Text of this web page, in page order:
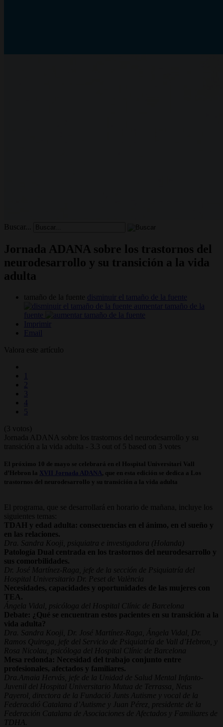
Buscar...
Jornada ADANA sobre los trastornos del
neurodesarrollo y su transición a la vida
adulta
tamaño de la fuente disminuir el tamaño de la fuente
aumentar tamaño de la
fuente
Imprimir
Email
Valora este artículo
1
2
3
4
5
(3 votos)
Jornada ADANA sobre los trastornos del neurodesarrollo y su
transición a la vida adulta - 3.3 out of 5 based on 3 votes
El próximo 10 de mayo se celebrará en el Hospital Universitari Vall
d’Hebron la XVII Jornada ADANA, que en esta edición se dedica a Los
trastornos del neurodesarrollo y su transición a la vida adulta
El programa, que se desarrollará en horario de mañana, incluye los
siguientes temas:
TDAH y edad adulta: consecuencias en el ánimo, en el sueño y
en las relaciones.
Dra. Sandra Kooji, psiquiatra e investigadora (Holanda)
Patología Dual centrada en los trastornos del neurodesarrollo y
sus comorbilidades.
Dr. José Martínez-Raga, jefe de la sección de Psiquiatría del
Hospital Universitario Dr. Peset de València
Necesidades, capacidades y oportunidades de las mujeres con
TEA.
Ángela Vidal, psicóloga del Hospital Clínic de Barcelona
Debate: ¿Qué se encuentran estos pacientes en su transición a la
vida adulta?
Dra. Sandra Kooji, Dr. José Martínez-Raga, Ángela Vidal, Dr.
Ramos Quiroga, jefe del Servicio de Psiquiatría de Vall d’Hebron, y
Rosa Nicolau, psicóloga del Hospital Clínic de Barcelona
Mesa redonda: Necesidad del trabajo conjunto entre
profesionales, afectados y familiares.
Dra.Amaia Hervás, jefe de la Unidad de Salud Mental Infanto-
Juvenil del Hospital Universitario Mutua de Terrassa, Neus
Payerol, directora de la Fundació Junts Autisme y vocal de la
Federacdió Catalana d’Autisme y Juan Pérez, presidente de la
Federación Catalana de Asociaciones de Afectados y Familiares de
TDHA.